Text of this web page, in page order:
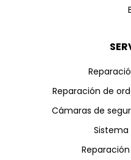
Reparación de
Cámaras de